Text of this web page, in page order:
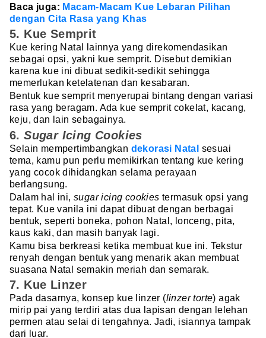
Baca juga: Macam-Macam Kue Lebaran Pilihan
dengan Cita Rasa yang Khas
5. Kue Semprit
Kue kering Natal lainnya yang direkomendasikan
sebagai opsi, yakni kue semprit. Disebut demikian
karena kue ini dibuat sedikit-sedikit sehingga
memerlukan ketelatenan dan kesabaran.
Bentuk kue semprit menyerupai bintang dengan variasi
rasa yang beragam. Ada kue semprit cokelat, kacang,
keju, dan lain sebagainya.
6.Sugar Icing Cookies
Selain mempertimbangkan dekorasi Natal sesuai
tema, kamu pun perlu memikirkan tentang kue kering
yang cocok dihidangkan selama perayaan
berlangsung.
Dalam hal ini, sugar icing cookies termasuk opsi yang
tepat. Kue vanila ini dapat dibuat dengan berbagai
bentuk, seperti boneka, pohon Natal, lonceng, pita,
kaus kaki, dan masih banyak lagi.
Kamu bisa berkreasi ketika membuat kue ini. Tekstur
renyah dengan bentuk yang menarik akan membuat
suasana Natal semakin meriah dan semarak.
7. Kue Linzer
Pada dasarnya, konsep kue linzer (linzer torte) agak
mirip pai yang terdiri atas dua lapisan dengan lelehan
permen atau selai di tengahnya. Jadi, isiannya tampak
dari luar.